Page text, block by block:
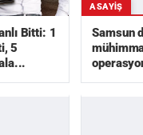
Bitti: 1
5
ASAYIŞ
Samsun